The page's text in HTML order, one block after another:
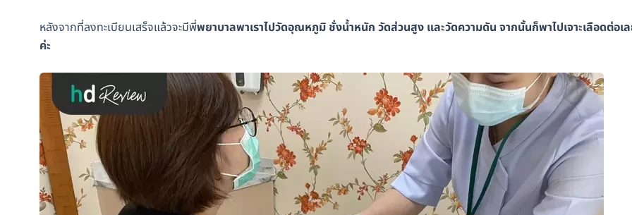
หลังจากที่ลงทะเบียนเสร็จแล้วจะมีพี่พยาบาลพาเราไปวัดอุณหภูมิ ชั่งน้ำหนัก วัดส่วนสูง และวัดความดัน จากนั้นก็พาไปเจาะเลือดต่อเ
ค่ะ